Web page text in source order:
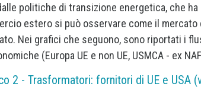
politiche di transizione energetica, che
estero si può osservare come il
Nei grafici che seguono, sono riportati i
(Europa UE e non UE, USMCA - ex
2 - Trasformatori: fornitori di UE e USA